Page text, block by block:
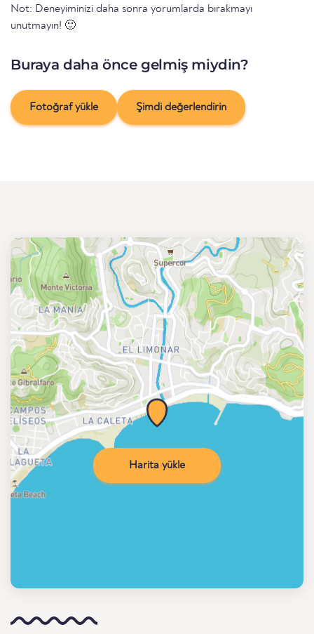
Not: Deneyiminizi daha sonra yorumlarda bırakmayı
unutmayın! 🙂
Buraya daha önce gelmiş miydin?
Fotoğraf yükle Şimdi değerlendirin
Harita yükle